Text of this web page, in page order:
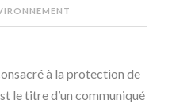
à la protection de
le titre d’un communiqué